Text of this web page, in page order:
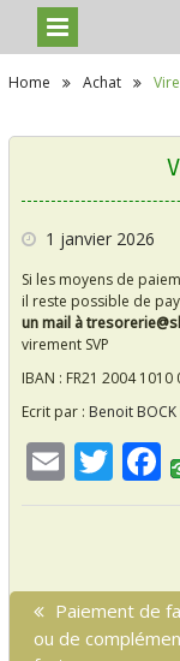
Home Achat
1 janvier 2026
Si les moyens de
il reste possible de
un mail à
virement SVP
IBAN : FR21 2004 1010
Ecrit par : Benoit BOCK
E T F
N
P
r
Paiement de
ou de